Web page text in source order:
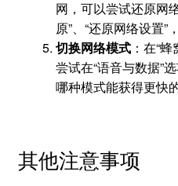
网，可以尝试还原网
原”、“还原网络设置”
切换网络模式：在“蜂
尝试在“语音与数据”
哪种模式能获得更快
其他注意事项